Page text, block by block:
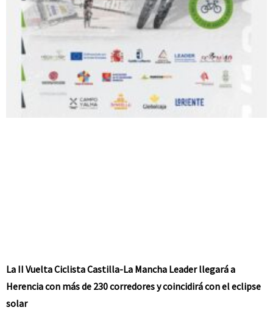
La II Vuelta Ciclista Castilla-La Mancha Leader llegará a
Herencia con más de 230 corredores y coincidirá con el eclipse
solar